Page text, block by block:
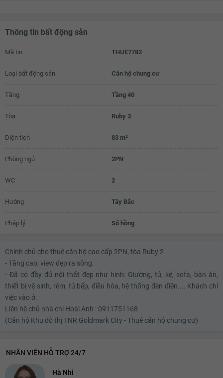
Thông tin bất động sản
Mã tin THUE7782
Loại bất động sản Căn hộ chung cư
Tầng Tầng 40
Tòa Ruby 3
Diện tích 83 m²
Phòng ngủ 2PN
WC 2
Hướng Tây Bắc
Pháp lý Sổ hồng
Chính chủ cho thuê căn hộ cao cấp 2PN, tòa Ruby 2
- Tầng cao, view đẹp ra sông.
- Đã có đầy đủ nội thất đẹp như hình: Giường, tủ, kệ, sofa, bàn ăn,
thiết bị vệ sinh, rèm, tủ bếp, điều hòa, hệ thống đèn điện.... Khách chỉ
việc vào ở.
Liên hệ chủ nhà chị Hoài Anh : 0911751168
(Căn hộ Khu đô thị TNR Goldmark City - Thuê căn hộ chung cư)
NHÂN VIÊN HỖ TRỢ 24/7
Hà Nhi